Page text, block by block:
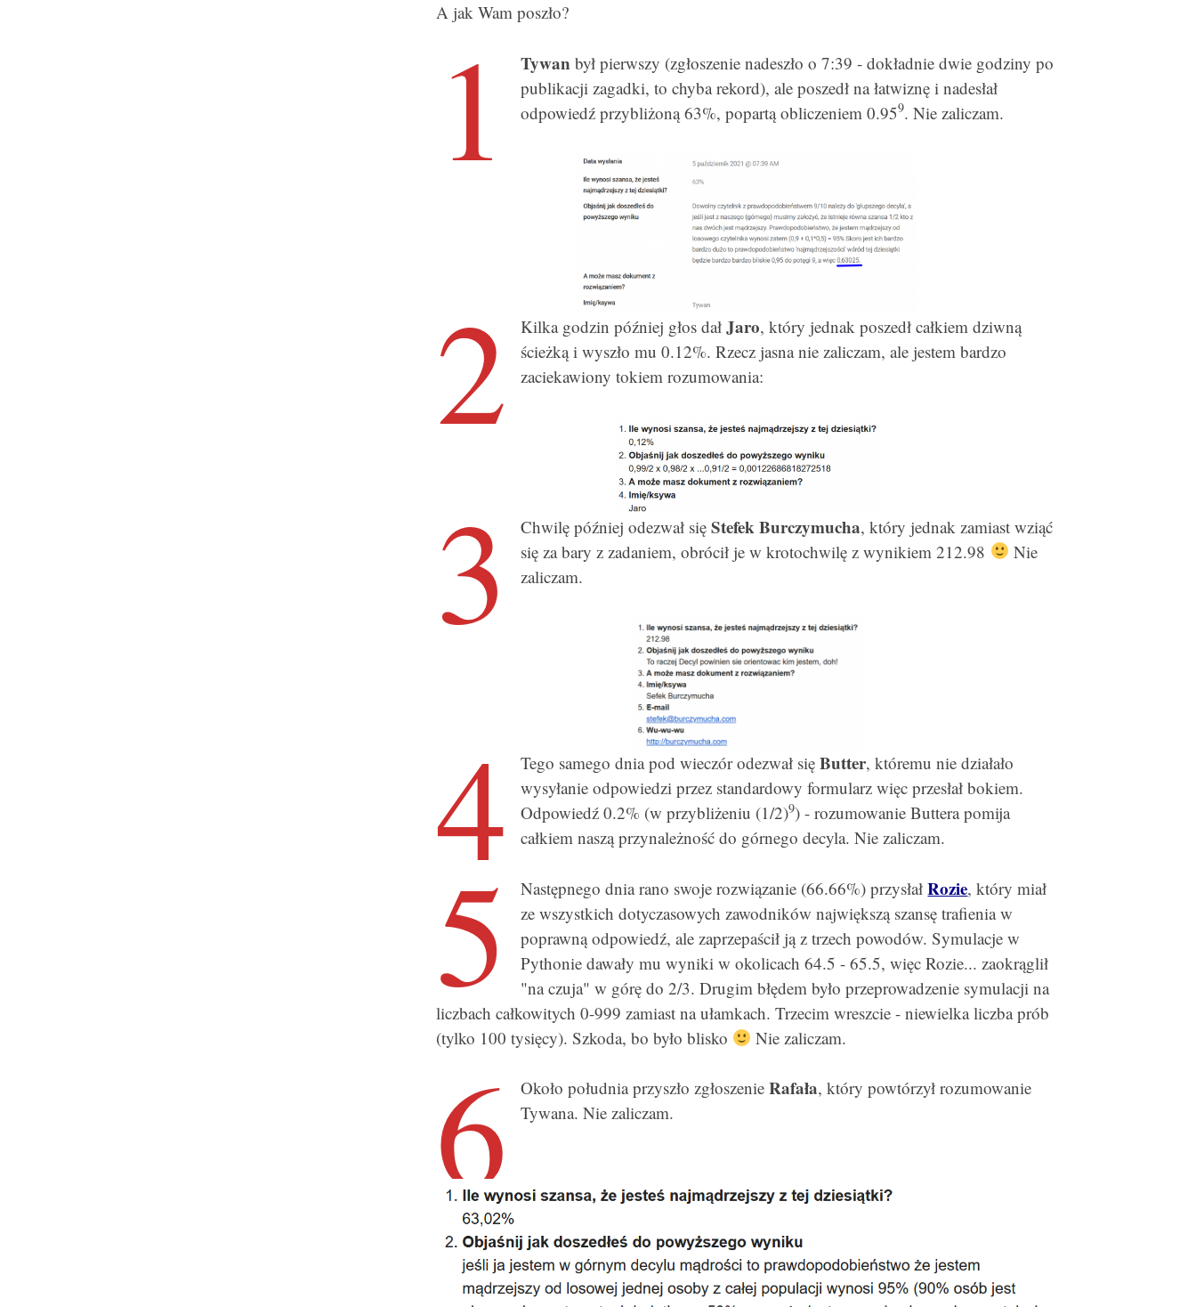
A jak Wam poszło?
1 Tywan był pierwszy (zgłoszenie nadeszło o 7:39 - dokładnie dwie godziny po
publikacji zagadki, to chyba rekord), ale poszedł na łatwiznę i nadesłał
odpowiedź przybliżoną 63%, popartą obliczeniem 0.959. Nie zaliczam.
2 Kilka godzin później głos dałJaro, który jednak poszedł całkiem dziwną
ścieżką i wyszło mu 0.12%. Rzecz jasna nie zaliczam, ale jestem bardzo
zaciekawiony tokiem rozumowania:
3 Chwilę później odezwał sięStefek Burczymucha, który jednak zamiast wziąć
się za bary z zadaniem, obrócił je w krotochwilę z wynikiem 212.98
Nie
zaliczam.
4 Tego samego dnia pod wieczór odezwał sięButter, któremu nie działało
wysyłanie odpowiedzi przez standardowy formularz więc przesłał bokiem.
Odpowiedź 0.2% (w przybliżeniu (1/2)9) - rozumowanie Buttera pomija
całkiem naszą przynależność do górnego decyla. Nie zaliczam.
5 Następnego dnia rano swoje rozwiązanie (66.66%) przysłałRozie, który miał
ze wszystkich dotyczasowych zawodników największą szansę trafienia w
poprawną odpowiedź, ale zaprzepaścił ją z trzech powodów. Symulacje w
Pythonie dawały mu wyniki w okolicach 64.5 - 65.5, więc Rozie... zaokrąglił
"na czuja" w górę do 2/3. Drugim błędem było przeprowadzenie symulacji na
liczbach całkowitych 0-999 zamiast na ułamkach. Trzecim wreszcie - niewielka liczba prób
(tylko 100 tysięcy). Szkoda, bo było blisko
Nie zaliczam.
6 Około południa przyszło zgłoszenieRafała, który powtórzył rozumowanie
Tywana. Nie zaliczam.